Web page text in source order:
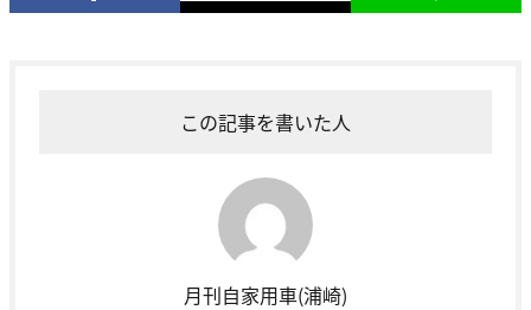
この記事を書いた人
月刊自家用車(浦崎)